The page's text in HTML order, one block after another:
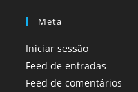
Meta
Iniciar sessão
Feed de entradas
Feed de comentários